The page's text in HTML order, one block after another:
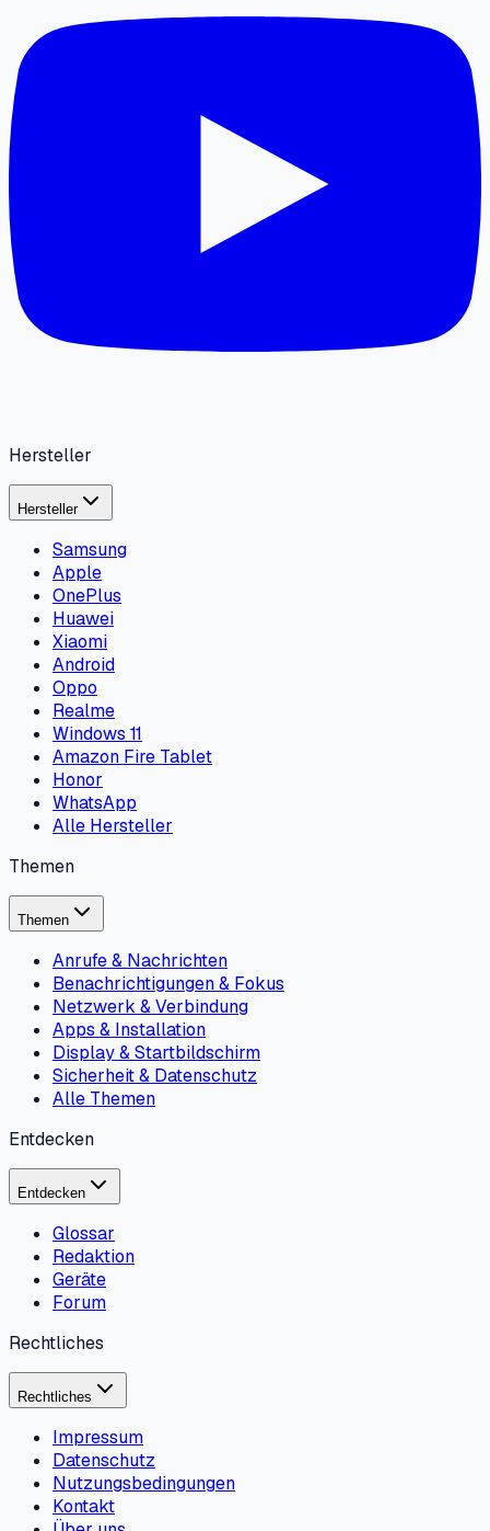
Hersteller
Hersteller
Samsung
Apple
OnePlus
Huawei
Xiaomi
Android
Oppo
Realme
Windows 11
Amazon Fire Tablet
Honor
WhatsApp
Alle Hersteller
Themen
Themen
Anrufe & Nachrichten
Benachrichtigungen & Fokus
Netzwerk & Verbindung
Apps & Installation
Display & Startbildschirm
Sicherheit & Datenschutz
Alle Themen
Entdecken
Entdecken
Glossar
Redaktion
Geräte
Forum
Rechtliches
Rechtliches
Impressum
Datenschutz
Nutzungsbedingungen
Kontakt